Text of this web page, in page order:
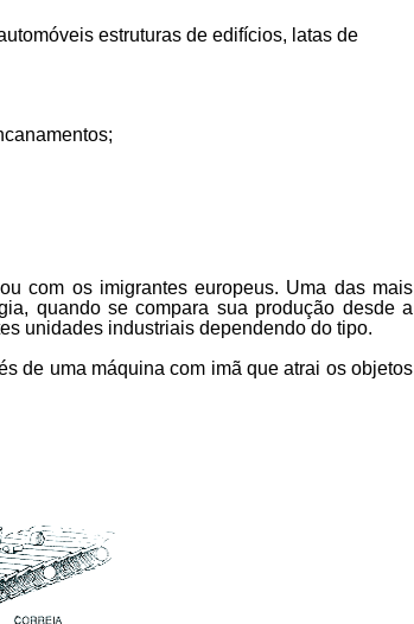
estruturas de edifícios, latas de
com os imigrantes europeus. Uma das mais
quando se compara sua produção desde a
unidades industriais dependendo do tipo.
de uma máquina com imã que atrai os objetos